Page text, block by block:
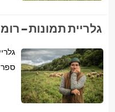
גלריית תמונות –
ספר